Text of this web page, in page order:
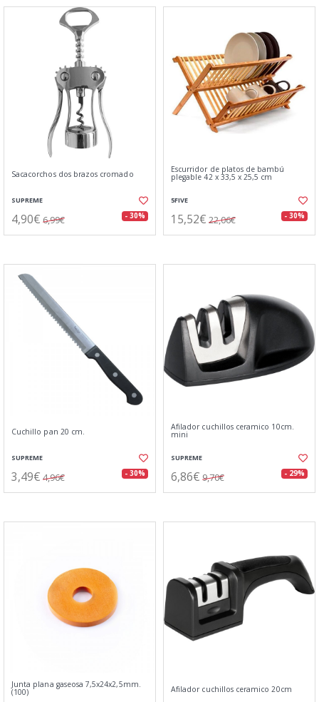
Sacacorchos dos brazos cromado
SUPREME
4,90€ 6,99€ - 30%
Escurridor de platos de bambú
plegable 42 x 33,5 x 25,5 cm
5FIVE
15,52€ 22,06€ - 30%
Cuchillo pan 20 cm.
SUPREME
3,49€ 4,96€ - 30%
Afilador cuchillos ceramico 10cm.
mini
SUPREME
6,86€ 9,70€ - 29%
Junta plana gaseosa 7,5x24x2,5mm.
(100) Afilador cuchillos ceramico 20cm